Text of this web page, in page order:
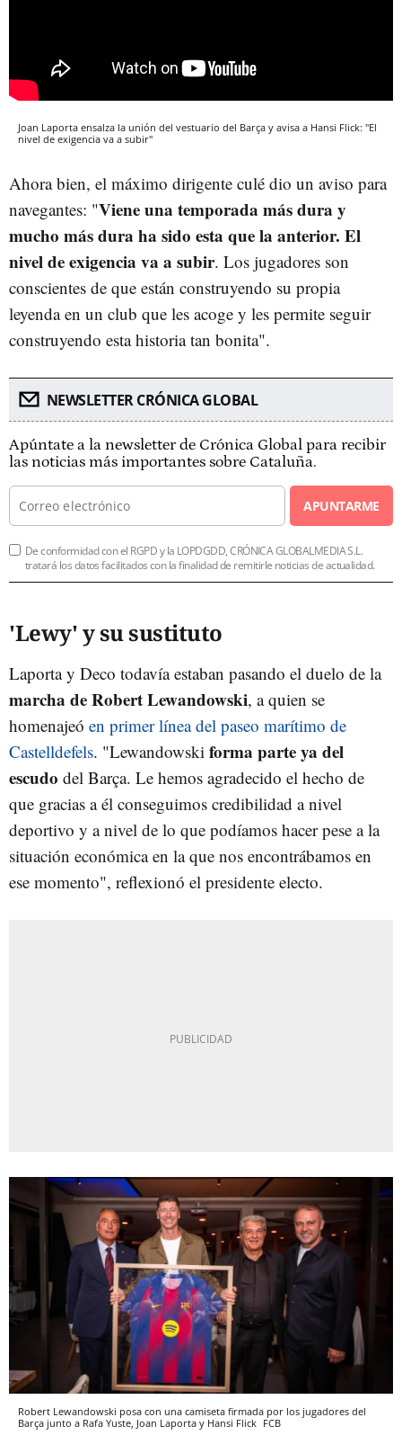
Joan Laporta ensalza la unión del vestuario del Barça y avisa a Hansi Flick: "El
nivel de exigencia va a subir"
Ahora bien, el máximo dirigente culé dio un aviso para
navegantes: "Viene una temporada más dura y
mucho más dura ha sido esta que la anterior. El
nivel de exigencia va a subir. Los jugadores son
conscientes de que están construyendo su propia
leyenda en un club que les acoge y les permite seguir
construyendo esta historia tan bonita".
NEWSLETTER CRÓNICA GLOBAL
Apúntate a la newsletter de Crónica Global para recibir
las noticias más importantes sobre Cataluña.
APUNTARME
De conformidad con el RGPD y la LOPDGDD, CRÓNICA GLOBALMEDIA S.L.
tratará los datos facilitados con la finalidad de remitirle noticias de actualidad.
'Lewy' y su sustituto
Laporta y Deco todavía estaban pasando el duelo de la
marcha de Robert Lewandowski, a quien se
homenajeó en primer línea del paseo marítimo de
Castelldefels. "Lewandowski forma parte ya del
escudo del Barça. Le hemos agradecido el hecho de
que gracias a él conseguimos credibilidad a nivel
deportivo y a nivel de lo que podíamos hacer pese a la
situación económica en la que nos encontrábamos en
ese momento", reflexionó el presidente electo.
Robert Lewandowski posa con una camiseta firmada por los jugadores del
Barça junto a Rafa Yuste, Joan Laporta y Hansi Flick FCB